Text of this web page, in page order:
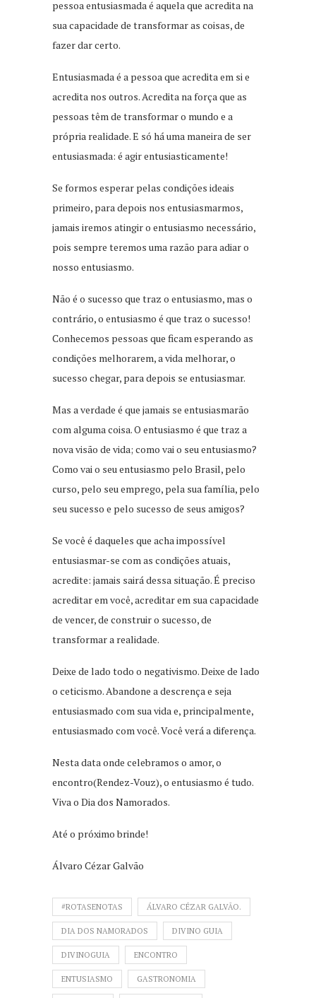
pessoa entusiasmada é aquela que acredita na
sua capacidade de transformar as coisas, de
fazer dar certo.
Entusiasmada é a pessoa que acredita em si e
acredita nos outros. Acredita na força que as
pessoas têm de transformar o mundo e a
própria realidade. E só há uma maneira de ser
entusiasmada: é agir entusiasticamente!
Se formos esperar pelas condições ideais
primeiro, para depois nos entusiasmarmos,
jamais iremos atingir o entusiasmo necessário,
pois sempre teremos uma razão para adiar o
nosso entusiasmo.
Não é o sucesso que traz o entusiasmo, mas o
contrário, o entusiasmo é que traz o sucesso!
Conhecemos pessoas que ficam esperando as
condições melhorarem, a vida melhorar, o
sucesso chegar, para depois se entusiasmar.
Mas a verdade é que jamais se entusiasmarão
com alguma coisa. O entusiasmo é que traz a
nova visão de vida; como vai o seu entusiasmo?
Como vai o seu entusiasmo pelo Brasil, pelo
curso, pelo seu emprego, pela sua família, pelo
seu sucesso e pelo sucesso de seus amigos?
Se você é daqueles que acha impossível
entusiasmar-se com as condições atuais,
acredite: jamais sairá dessa situação. É preciso
acreditar em você, acreditar em sua capacidade
de vencer, de construir o sucesso, de
transformar a realidade.
Deixe de lado todo o negativismo. Deixe de lado
o ceticismo. Abandone a descrença e seja
entusiasmado com sua vida e, principalmente,
entusiasmado com você. Você verá a diferença.
Nesta data onde celebramos o amor, o
encontro(Rendez-Vouz), o entusiasmo é tudo.
Viva o Dia dos Namorados.
Até o próximo brinde!
Álvaro Cézar Galvão
#ROTASENOTAS ÁLVARO CÉZAR GALVÃO.
DIA DOS NAMORADOS DIVINO GUIA
DIVINOGUIA ENCONTRO
ENTUSIASMO GASTRONOMIA